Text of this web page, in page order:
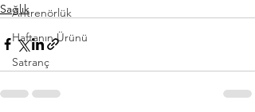
Antrenörlük
Haftanın Ürünü
Satranç
Sağlık